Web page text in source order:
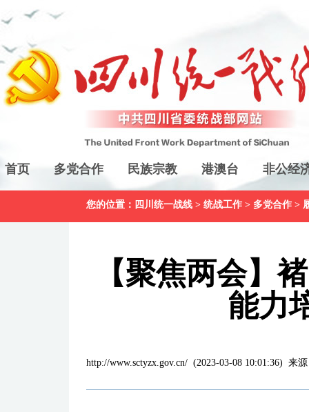
首页 多党合作 民族宗教 港澳台 非公经
您的位置： 四川统一战线 > 统战工作 > 多党合作 >
【聚焦两会】
能力
http://www.sctyzx.gov.cn/ (2023-03-08 10:01:36) 来